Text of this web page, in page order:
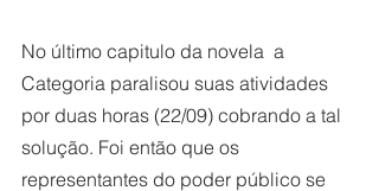
No último capitulo da novela  a
Categoria paralisou suas atividades
por duas horas (22/09) cobrando a tal
solução. Foi então que os
representantes do poder público se